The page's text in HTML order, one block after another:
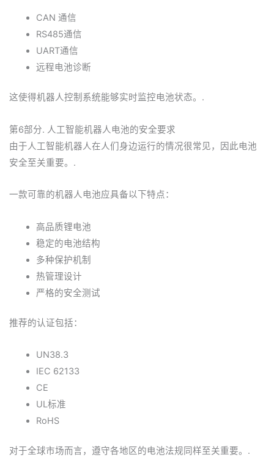
CAN 通信
RS485通信
UART通信
远程电池诊断
这使得机器人控制系统能够实时监控电池状态。.
第6部分. 人工智能机器人电池的安全要求
由于人工智能机器人在人们身边运行的情况很常见，因此电池
安全至关重要。.
一款可靠的机器人电池应具备以下特点：
高品质锂电池
稳定的电池结构
多种保护机制
热管理设计
严格的安全测试
推荐的认证包括：
UN38.3
IEC 62133
CE
UL标准
RoHS
对于全球市场而言，遵守各地区的电池法规同样至关重要。.